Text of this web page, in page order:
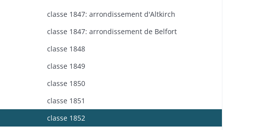
classe 1847: arrondissement d'Altkirch
classe 1847: arrondissement de Belfort
classe 1848
classe 1849
classe 1850
classe 1851
classe 1852